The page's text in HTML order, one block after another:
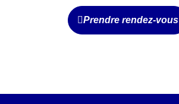
Prendre rendez-vous